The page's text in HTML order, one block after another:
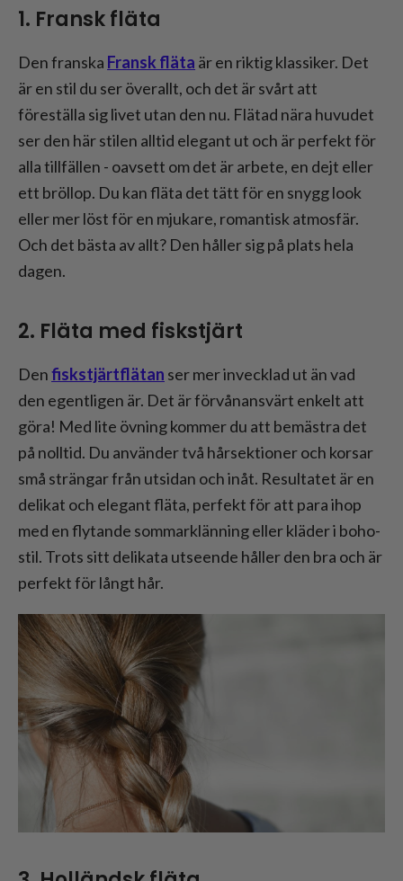
1. Fransk fläta
Den franska Fransk fläta är en riktig klassiker. Det
är en stil du ser överallt, och det är svårt att
föreställa sig livet utan den nu. Flätad nära huvudet
ser den här stilen alltid elegant ut och är perfekt för
alla tillfällen - oavsett om det är arbete, en dejt eller
ett bröllop. Du kan fläta det tätt för en snygg look
eller mer löst för en mjukare, romantisk atmosfär.
Och det bästa av allt? Den håller sig på plats hela
dagen.
2. Fläta med fiskstjärt
Denfiskstjärtflätan ser mer invecklad ut än vad
den egentligen är. Det är förvånansvärt enkelt att
göra! Med lite övning kommer du att bemästra det
på nolltid. Du använder två hårsektioner och korsar
små strängar från utsidan och inåt. Resultatet är en
delikat och elegant fläta, perfekt för att para ihop
med en flytande sommarklänning eller kläder i boho-
stil. Trots sitt delikata utseende håller den bra och är
perfekt för långt hår.